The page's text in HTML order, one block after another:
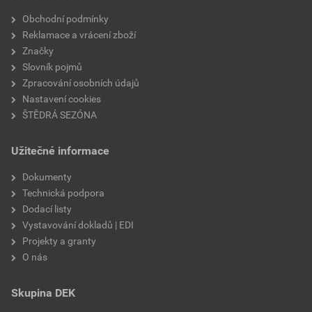
Velikost
faktor difuzního odporu
materiálová báze
Obchodní podmínky
Reklamace a vrácení zboží
Značky
Slovník pojmů
Zpracování osobních údajů
Nastavení cookies
ŠTĚDRÁ SEZÓNA
Užitečné informace
Dokumenty
Technická podpora
Dodací listy
Vystavování dokladů | EDI
Projekty a granty
O nás
Skupina DEK